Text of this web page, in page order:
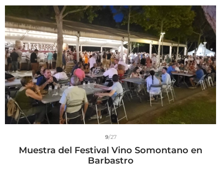
9/27
Muestra del Festival Vino Somontano en
Barbastro